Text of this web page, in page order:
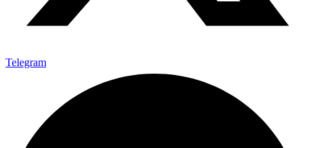
Telegram